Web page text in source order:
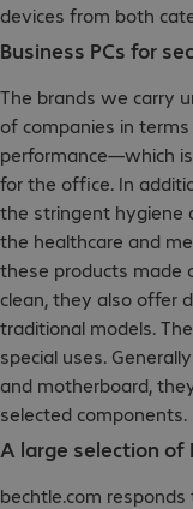
devices from both
Business PCs for
The brands we carry
of companies in
performance—which
for the office. In
the stringent hygiene
the healthcare and
these products made
clean, they also offer
traditional models.
special uses.
and motherboard,
selected components.
A large selection of
bechtle.com